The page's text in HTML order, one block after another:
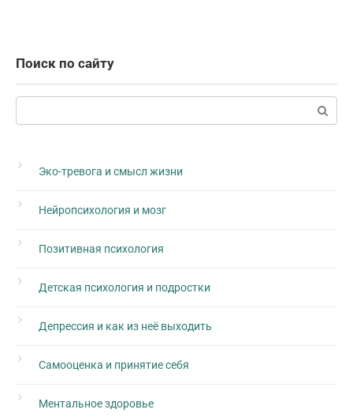
Поиск по сайту
Эко-тревога и смысл жизни
Нейропсихология и мозг
Позитивная психология
Детская психология и подростки
Депрессия и как из неё выходить
Самооценка и принятие себя
Ментальное здоровье